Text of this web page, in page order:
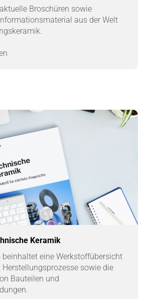
Broschüren sowie
aus der Welt
Keramik
beinhaltet eine Werk­stoffübersicht
sowie die
Bauteilen und